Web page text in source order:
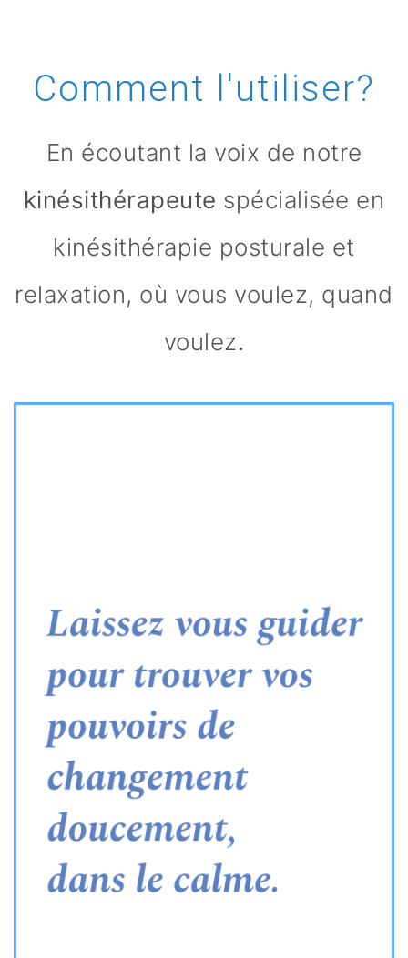
Comment l'utiliser?
En écoutant la voix de notre
kinésithérapeute spécialisée en
kinésithérapie posturale et
relaxation, où vous voulez, quand
voulez.